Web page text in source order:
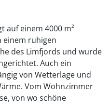
auf einem 4000 m²
ruhigen
des Limfjords und wurde
Auch ein
von Wetterlage und
Vom Wohnzimmer
von wo schöne